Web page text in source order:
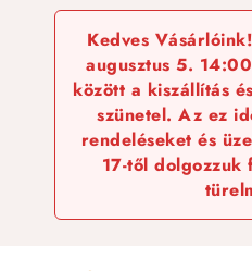
Kedves
augusztus 5.
között a kiszállítás
szünetel. Az ez
rendeléseket és
17-től dolgozzuk